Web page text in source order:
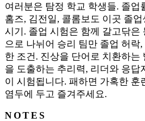
여러분은 탐정 학교 학생들. 졸업
홈즈, 김전일, 콜롬보도 이곳 졸
시기. 졸업 시험은 함께 갈고닦은
으로 나뉘어 승리 팀만 졸업 허락
한 조건. 진상을 단어로 치환하는
을 도출하는 추리력, 리더와 응답
이 시험됩니다. 패하면 가혹한 훈
염두에 두고 즐겨주세요.
NOTES